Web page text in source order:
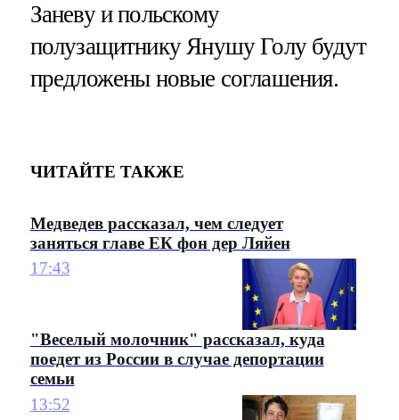
Заневу и польскому
полузащитнику Янушу Голу будут
предложены новые соглашения.
ЧИТАЙТЕ ТАКЖЕ
Медведев рассказал, чем следует
заняться главе ЕК фон дер Ляйен
17:43
"Веселый молочник" рассказал, куда
поедет из России в случае депортации
семьи
13:52